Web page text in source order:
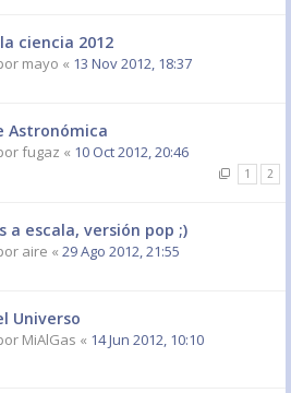
ciencia 2012
mayo « 13 Nov 2012, 18:37
Astronómica
fugaz « 10 Oct 2012, 20:46
1 2
a escala, versión pop ;)
aire « 29 Ago 2012, 21:55
Universo
MiAlGas « 14 Jun 2012, 10:10